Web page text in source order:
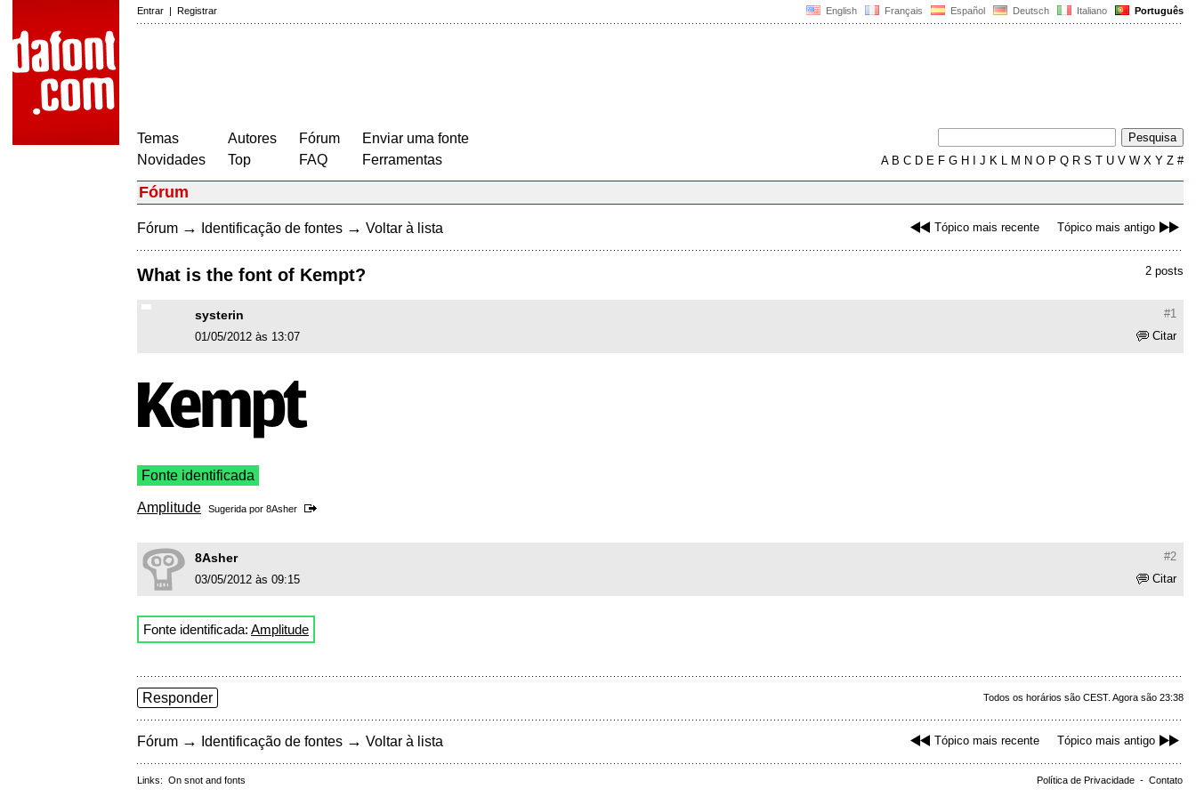
English Français Español Deutsch Italiano Português
Entrar | Registrar
Temas
Novidades
Autores
Top
Fórum
FAQ
Enviar uma fonte
Ferramentas
AB C D E F G H J K L M N O P Q R S T U V W X Y Z #
Fórum
Tópico mais recente Tópico mais antigo
Fórum → Identificação de fontes → Voltar à lista
2 posts
What is the font of Kempt?
#1
systerin
Citar
01/05/2012 às 13:07
Fonte identificada
Amplitude Sugerida por 8Asher
#2
8Asher
Citar
03/05/2012 às 09:15
Fonte identificada: Amplitude
Todos os horários são CEST. Agora são 23:38
Responder
Tópico mais recente Tópico mais antigo
Fórum → Identificação de fontes → Voltar à lista
Política de Privacidade - Contato
Links: On snot and fonts